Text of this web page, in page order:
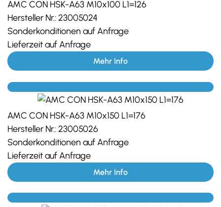
AMC CON HSK-A63 M10x100 L1=126
Hersteller Nr.: 23005024
Sonderkonditionen auf Anfrage
Lieferzeit auf Anfrage
Mehr Info
AMC CON HSK-A63 M10x150 L1=176
Hersteller Nr.: 23005026
Sonderkonditionen auf Anfrage
Lieferzeit auf Anfrage
Mehr Info